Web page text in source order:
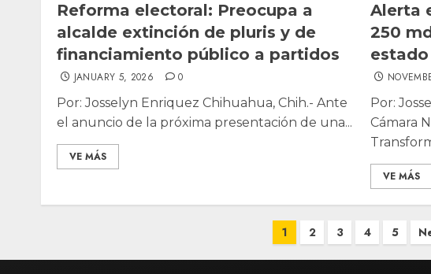
Reforma electoral: Preocupa a
alcalde extinción de pluris y de
financiamiento público a partidos
JANUARY 5, 2026 0
Por: Josselyn Enriquez Chihuahua, Chih.- Ante
el anuncio de la próxima presentación de una...
VE MÁS
Alerta
250
estado
Por:
Cámara
VE MÁS
pagination
1 2 3 4 5